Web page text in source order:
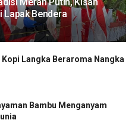
Merah Putih, Kisah
Lapak Bendera
Langka Beraroma Nangka
Bambu Menganyam